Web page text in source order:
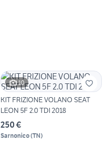
10
KIT FRIZIONE VOLANO SEAT
LEON 5F 2.0 TDI 2018
250 €
Sarnonico(TN)